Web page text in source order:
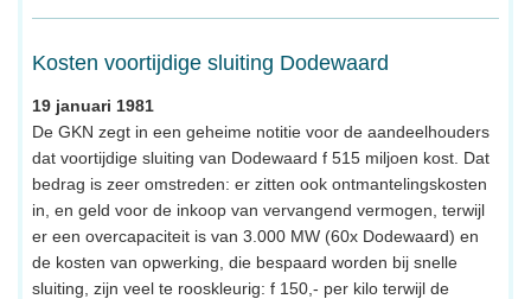
Kosten voortijdige sluiting Dodewaard
19 januari 1981
De GKN zegt in een geheime notitie voor de aandeelhouders
dat voortijdige sluiting van Dodewaard f 515 miljoen kost. Dat
bedrag is zeer omstreden: er zitten ook ontmantelingskosten
in, en geld voor de inkoop van vervangend vermogen, terwijl
er een overcapaciteit is van 3.000 MW (60x Dodewaard) en
de kosten van opwerking, die bespaard worden bij snelle
sluiting, zijn veel te rooskleurig: f 150,- per kilo terwijl de